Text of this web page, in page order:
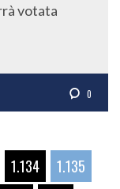
votata
0
1.134
1.135